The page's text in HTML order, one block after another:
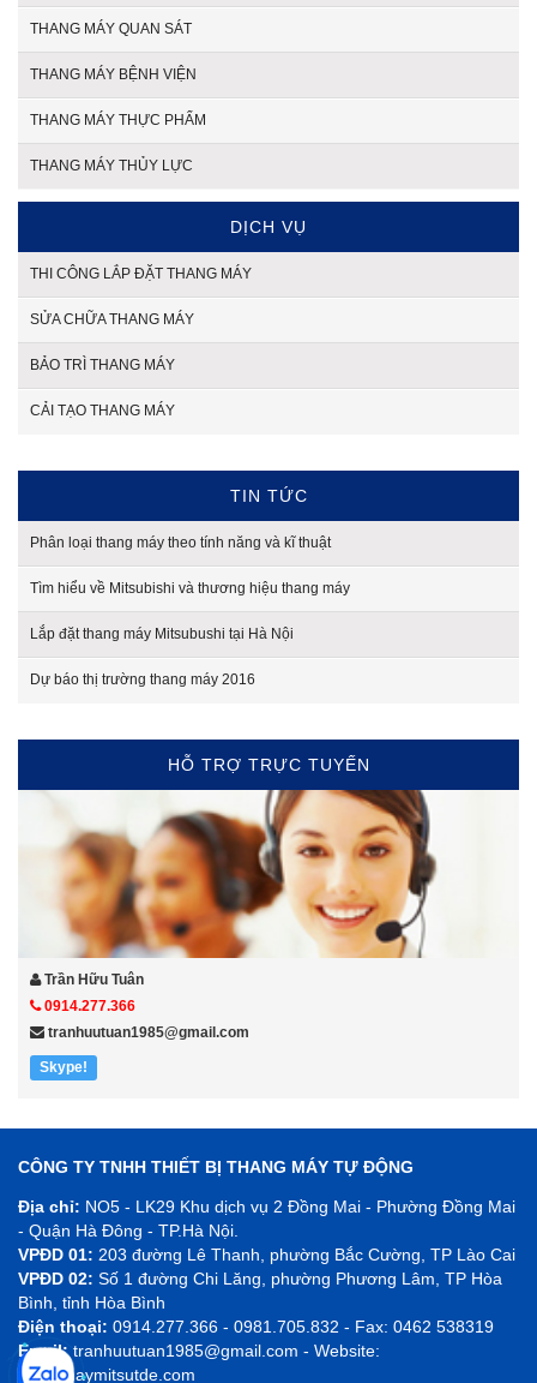
THANG MÁY QUAN SÁT
THANG MÁY BỆNH VIỆN
THANG MÁY THỰC PHẨM
THANG MÁY THỦY LỰC
DỊCH VỤ
THI CÔNG LẮP ĐẶT THANG MÁY
SỬA CHỮA THANG MÁY
BẢO TRÌ THANG MÁY
CẢI TẠO THANG MÁY
TIN TỨC
Phân loại thang máy theo tính năng và kĩ thuật
Tìm hiểu về Mitsubishi và thương hiệu thang máy
Lắp đặt thang máy Mitsubushi tại Hà Nội
Dự báo thị trường thang máy 2016
HỖ TRỢ TRỰC TUYẾN
Trần Hữu Tuân
0914.277.366
tranhuutuan1985@gmail.com
Skype!
CÔNG TY TNHH THIẾT BỊ THANG MÁY TỰ ĐỘNG
Địa chỉ: NO5 - LK29 Khu dịch vụ 2 Đồng Mai - Phường Đồng Mai
- Quận Hà Đông - TP.Hà Nội.
VPĐD 01: 203 đường Lê Thanh, phường Bắc Cường, TP Lào Cai
VPĐD 02: Số 1 đường Chi Lăng, phường Phương Lâm, TP Hòa
Bình, tỉnh Hòa Bình
Điện thoại: 0914.277.366 - 0981.705.832 - Fax: 0462 538319
Email:tranhuutuan1985@gmail.com - Website:
thangmaymitsutde.com